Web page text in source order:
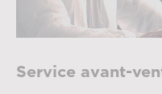
Service avant-